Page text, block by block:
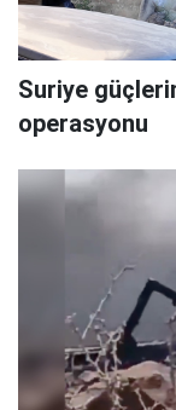
Suriye
operasyonu